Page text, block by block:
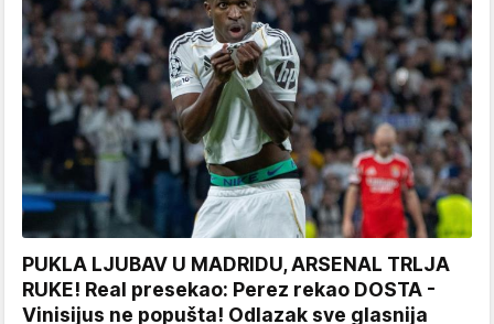
PUKLA LJUBAV U MADRIDU, ARSENAL TRLJA
RUKE! Real presekao: Perez rekao DOSTA -
Vinisijus ne popušta! Odlazak sve glasnija